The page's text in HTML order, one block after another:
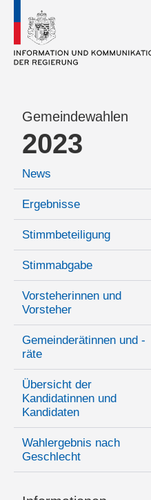
Gemeindewahlen
2023
News
Ergebnisse
Stimmbeteiligung
Stimmabgabe
Vorsteherinnen und
Vorsteher
Gemeinderätinnen und -
räte
Übersicht der
Kandidatinnen und
Kandidaten
Wahlergebnis nach
Geschlecht